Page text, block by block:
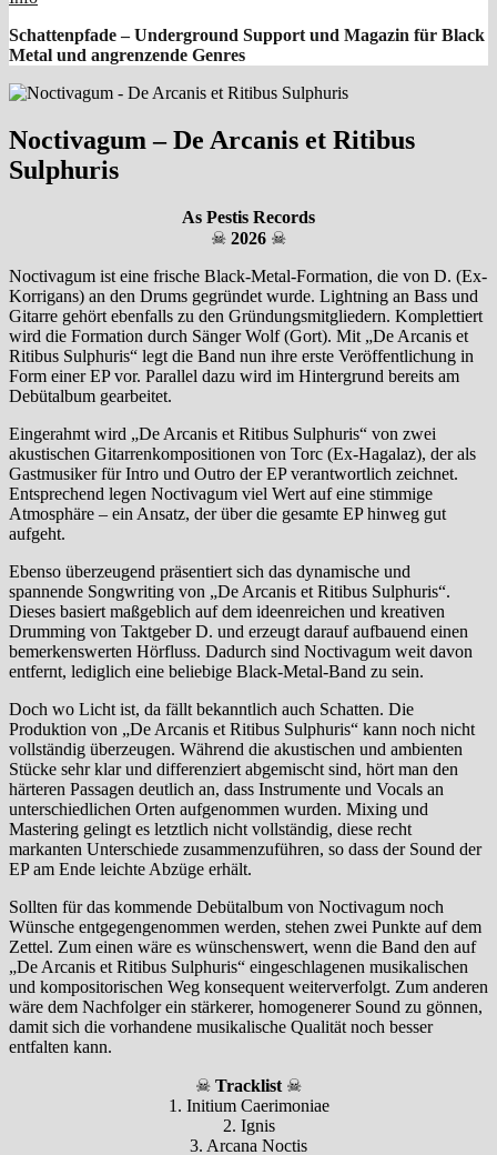
Schattenpfade – Underground Support und Magazin für Black
Metal und angrenzende Genres
Noctivagum – De Arcanis et Ritibus
Sulphuris
As Pestis Records
☠ 2026 ☠
Noctivagum ist eine frische Black-Metal-Formation, die von D. (Ex-
Korrigans) an den Drums gegründet wurde. Lightning an Bass und
Gitarre gehört ebenfalls zu den Gründungsmitgliedern. Komplettiert
wird die Formation durch Sänger Wolf (Gort). Mit „De Arcanis et
Ritibus Sulphuris“ legt die Band nun ihre erste Veröffentlichung in
Form einer EP vor. Parallel dazu wird im Hintergrund bereits am
Debütalbum gearbeitet.
Eingerahmt wird „De Arcanis et Ritibus Sulphuris“ von zwei
akustischen Gitarrenkompositionen von Torc (Ex-Hagalaz), der als
Gastmusiker für Intro und Outro der EP verantwortlich zeichnet.
Entsprechend legen Noctivagum viel Wert auf eine stimmige
Atmosphäre – ein Ansatz, der über die gesamte EP hinweg gut
aufgeht.
Ebenso überzeugend präsentiert sich das dynamische und
spannende Songwriting von „De Arcanis et Ritibus Sulphuris“.
Dieses basiert maßgeblich auf dem ideenreichen und kreativen
Drumming von Taktgeber D. und erzeugt darauf aufbauend einen
bemerkenswerten Hörfluss. Dadurch sind Noctivagum weit davon
entfernt, lediglich eine beliebige Black-Metal-Band zu sein.
Doch wo Licht ist, da fällt bekanntlich auch Schatten. Die
Produktion von „De Arcanis et Ritibus Sulphuris“ kann noch nicht
vollständig überzeugen. Während die akustischen und ambienten
Stücke sehr klar und differenziert abgemischt sind, hört man den
härteren Passagen deutlich an, dass Instrumente und Vocals an
unterschiedlichen Orten aufgenommen wurden. Mixing und
Mastering gelingt es letztlich nicht vollständig, diese recht
markanten Unterschiede zusammenzuführen, so dass der Sound der
EP am Ende leichte Abzüge erhält.
Sollten für das kommende Debütalbum von Noctivagum noch
Wünsche entgegengenommen werden, stehen zwei Punkte auf dem
Zettel. Zum einen wäre es wünschenswert, wenn die Band den auf
„De Arcanis et Ritibus Sulphuris“ eingeschlagenen musikalischen
und kompositorischen Weg konsequent weiterverfolgt. Zum anderen
wäre dem Nachfolger ein stärkerer, homogenerer Sound zu gönnen,
damit sich die vorhandene musikalische Qualität noch besser
entfalten kann.
☠ Tracklist ☠
1. Initium Caerimoniae
2. Ignis
3. Arcana Noctis